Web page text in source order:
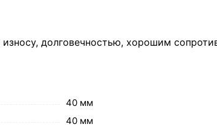
долговечностью, хорошим
40 мм
40 мм